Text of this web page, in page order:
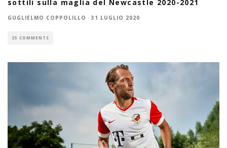
sottili sulla maglia del Newcastle 2020-2021
GUGLIELMO COPPOLILLO · 31 LUGLIO 2020
25 COMMENTS